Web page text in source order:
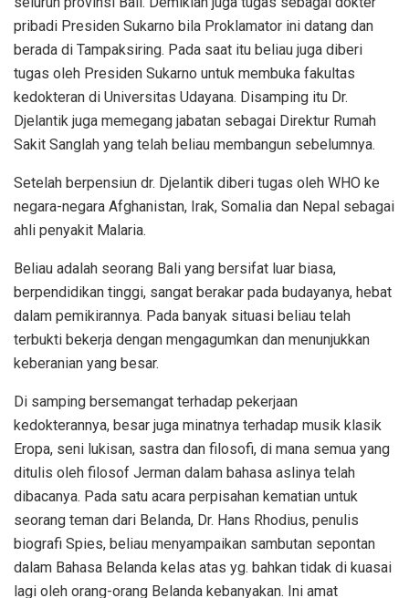
pribadi Presiden Sukarno bila Proklamator ini datang dan
berada di Tampaksiring. Pada saat itu beliau juga diberi
tugas oleh Presiden Sukarno untuk membuka fakultas
kedokteran di Universitas Udayana. Disamping itu Dr.
Djelantik juga memegang jabatan sebagai Direktur Rumah
Sakit Sanglah yang telah beliau membangun sebelumnya.
Setelah berpensiun dr. Djelantik diberi tugas oleh WHO ke
negara-negara Afghanistan, Irak, Somalia dan Nepal sebagai
ahli penyakit Malaria.
Beliau adalah seorang Bali yang bersifat luar biasa,
berpendidikan tinggi, sangat berakar pada budayanya, hebat
dalam pemikirannya. Pada banyak situasi beliau telah
terbukti bekerja dengan mengagumkan dan menunjukkan
keberanian yang besar.
Di samping bersemangat terhadap pekerjaan
kedokterannya, besar juga minatnya terhadap musik klasik
Eropa, seni lukisan, sastra dan filosofi, di mana semua yang
ditulis oleh filosof Jerman dalam bahasa aslinya telah
dibacanya. Pada satu acara perpisahan kematian untuk
seorang teman dari Belanda, Dr. Hans Rhodius, penulis
biografi Spies, beliau menyampaikan sambutan sepontan
dalam Bahasa Belanda kelas atas yg. bahkan tidak di kuasai
lagi oleh orang-orang Belanda kebanyakan. Ini amat